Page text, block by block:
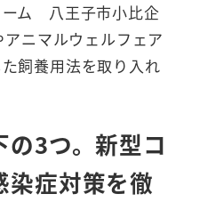
ム 八王子市小比企
ニマルウェルフェア
飼養用法を取り入れ
3つ。新型コ
染症対策を徹